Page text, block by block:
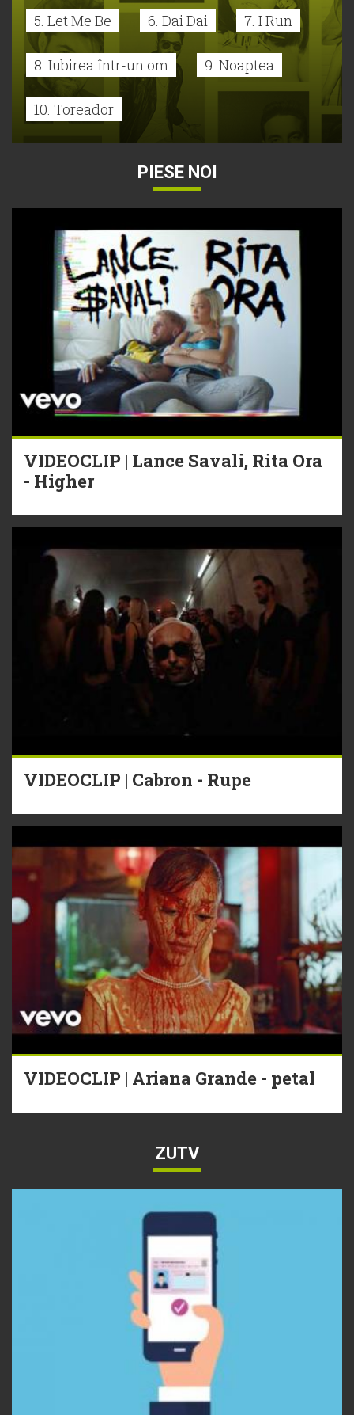
5. Let Me Be 6. Dai Dai 7. I Run
8. Iubirea într-un om 9. Noaptea
10. Toreador
PIESE NOI
VIDEOCLIP | Lance Savali, Rita Ora
- Higher
VIDEOCLIP | Cabron - Rupe
VIDEOCLIP | Ariana Grande - petal
ZUTV